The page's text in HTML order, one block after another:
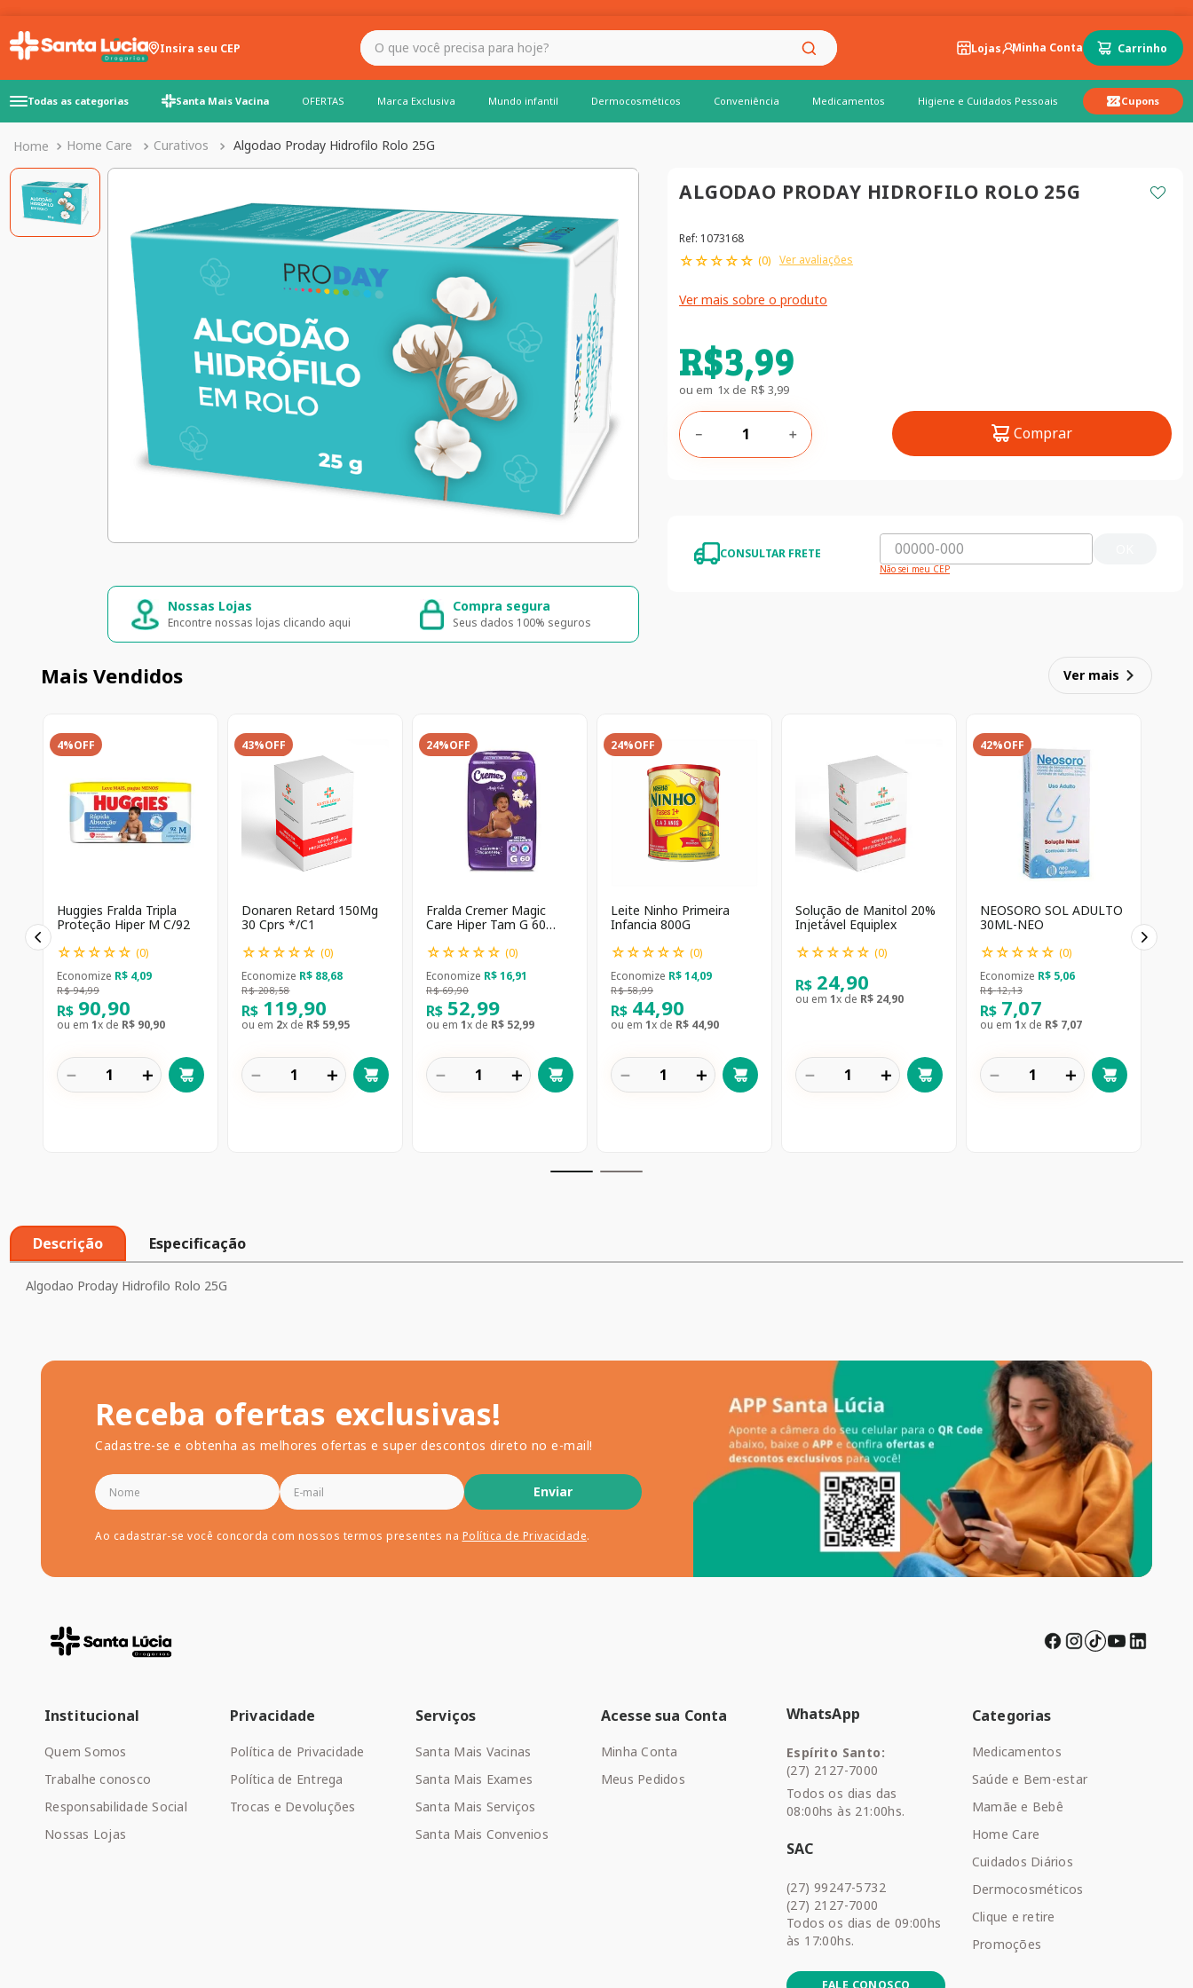
Insira seu CEP
O que você precisa para hoje?
Lojas
Todas as categorias Santa Mais Vacina OFERTAS Marca Exclusiva Mundo infantil Dermocosméticos Conveniência Medicamentos Higiene e Cuidados Pessoais Cupons
Home Care Curativos Algodao Proday Hidrofilo Rolo 25G
Nossas Lojas
Encontre nossas lojas clicando aqui
Compra segura
Seus dados 100% seguros
ALGODAO PRODAY HIDROFILO ROLO 25G
Ref: 1073168
☆☆☆☆☆ (0) Ver avaliações
Ver mais sobre o produto
R$3,99
ou em 1x de R$ 3,99
＋
－ Comprar
CONSULTAR FRETE
Não sei meu CEP
Mais Vendidos Ver mais
4%OFF
Huggies Fralda Tripla
Proteção Hiper M C/92
☆☆☆☆☆ (0)
Economize R$ 4,09
R$ 94,99
R$ 90,90
ou em 1x de R$ 90,90
＋
－
43%OFF
Donaren Retard 150Mg
30 Cprs */C1
☆☆☆☆☆ (0)
Economize R$ 88,68
R$ 208,58
R$ 119,90
ou em 2x de R$ 59,95
＋
－
24%OFF
Fralda Cremer Magic
Care Hiper Tam G 60
☆☆☆☆☆ (0)
Economize R$16,91
R$ 69,90
R$ 52,99
ou em 1x de R$ 52,99
＋
－
24%OFF
Leite Ninho Primeira
Infancia 800G
☆☆☆☆☆ (0)
Economize R$14,09
R$ 58,99
R$ 44,90
ou em 1x de R$ 44,90
＋
－
Solução de Manitol 20%
Injetável Equiplex
☆☆☆☆☆ (0)
R$ 24,90
ou em 1x de R$ 24,90
＋
－
42%OFF
NEOSORO SOL ADULTO
30ML-NEO
☆☆☆☆☆ (0)
Economize R$ 5,06
R$ 12,13
R$ 7,07
ou em 1x de R$ 7,07
＋
－
Descrição Especificação
Algodao Proday Hidrofilo Rolo 25G
Receba ofertas exclusivas!
Cadastre-se e obtenha as melhores ofertas e super descontos direto no e-mail!
Enviar
Ao cadastrar-se você concorda com nossos termos presentes na Política de Privacidade.
Institucional
Quem Somos
Trabalhe conosco
Responsabilidade Social
Nossas Lojas
Privacidade
Política de Privacidade
Política de Entrega
Trocas e Devoluções
Serviços
Santa Mais Vacinas
Santa Mais Exames
Santa Mais Serviços
Santa Mais Convenios
Acesse sua Conta
Minha Conta
Meus Pedidos
WhatsApp
Espírito Santo:
(27) 2127-7000
Todos os dias das
08:00hs às 21:00hs.
SAC
(27) 99247-5732
(27) 2127-7000
Todos os dias de 09:00hs
às 17:00hs.
Categorias
Medicamentos
Saúde e Bem-estar
Mamãe e Bebê
Home Care
Cuidados Diários
Dermocosméticos
Clique e retire
Promoções